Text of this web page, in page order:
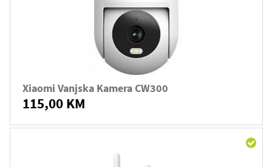
Xiaomi Vanjska Kamera CW300
115,00 KM